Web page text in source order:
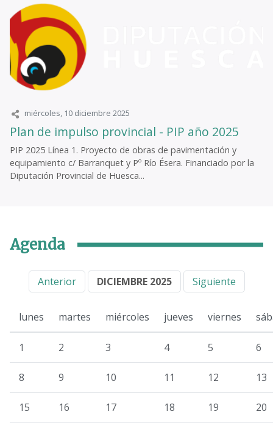
miércoles, 10 diciembre 2025
Plan de impulso provincial - PIP año 2025
PIP 2025 Línea 1. Proyecto de obras de pavimentación y
equipamiento c/ Barranquet y Pº Río Ésera. Financiado por la
Diputación Provincial de Huesca...
Agenda
Anterior DICIEMBRE 2025 Siguiente
lunes martes miércoles jueves viernes
1 2 3 4 5 6
8 9 10 11 12 13
15 16 17 18 19 20